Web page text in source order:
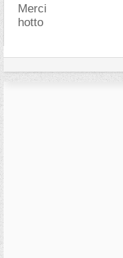
Merci
hotto